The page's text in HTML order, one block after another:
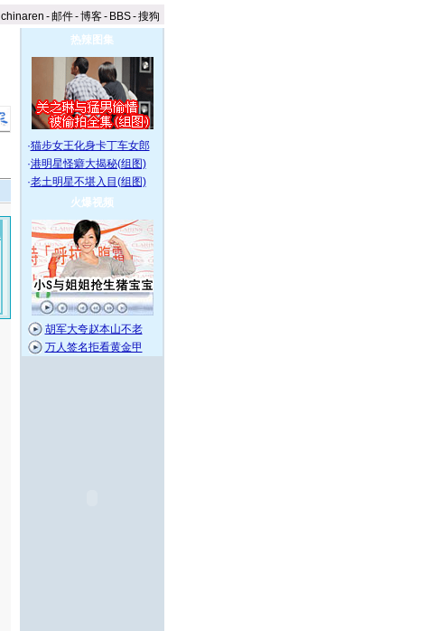
chinaren -邮件-博客- BBS-搜狗
热辣图集
·猫步女王化身卡丁车女郎
·港明星怪癖大揭秘(组图)
·老土明星不堪入目(组图)
火爆视频
胡军大夸赵本山不老
万人签名拒看黄金甲